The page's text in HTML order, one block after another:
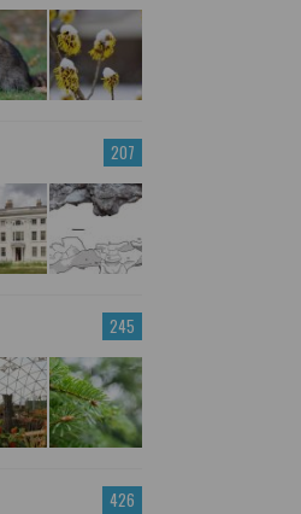
207
245
426